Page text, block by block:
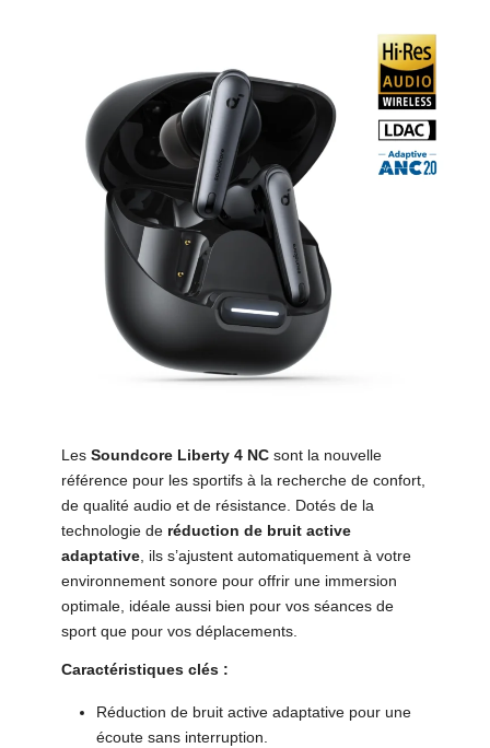
Les Soundcore Liberty 4 NC sont la nouvelle
référence pour les sportifs à la recherche de confort,
de qualité audio et de résistance. Dotés de la
technologie de réduction de bruit active
adaptative, ils s’ajustent automatiquement à votre
environnement sonore pour offrir une immersion
optimale, idéale aussi bien pour vos séances de
sport que pour vos déplacements.
Caractéristiques clés :
Réduction de bruit active adaptative pour une
écoute sans interruption.